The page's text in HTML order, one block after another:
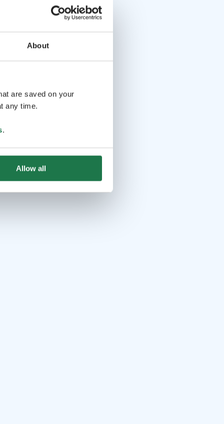
About
are saved on your
any time.
.
Allow all